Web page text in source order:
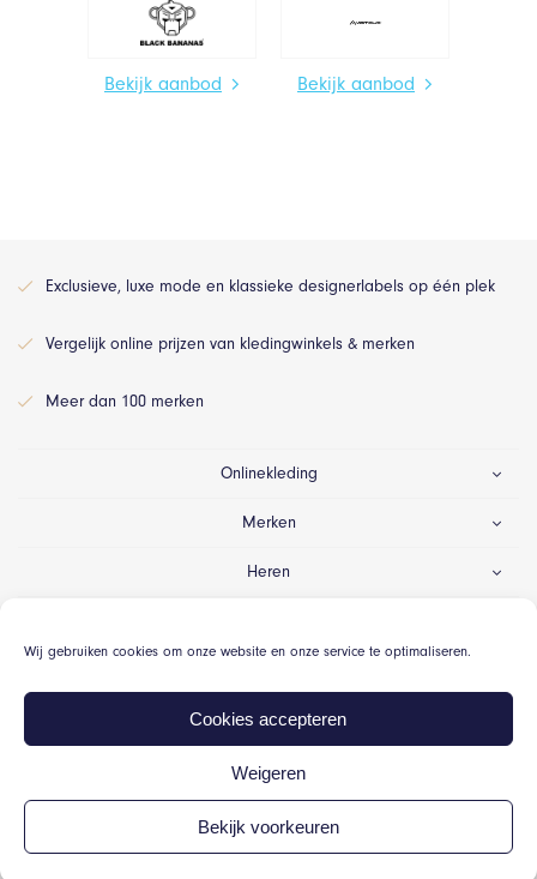
Wij gebruiken cookies om onze website en onze service te optimaliseren.
Cookies accepteren
Weigeren
Bekijk voorkeuren
Bekijk aanbod Bekijk aanbod
Exclusieve, luxe mode en klassieke designerlabels op één plek
Vergelijk online prijzen van kledingwinkels & merken
Meer dan 100 merken
Onlinekleding
Merken
Heren
Algemene voorwaarden
Cookiebeleid